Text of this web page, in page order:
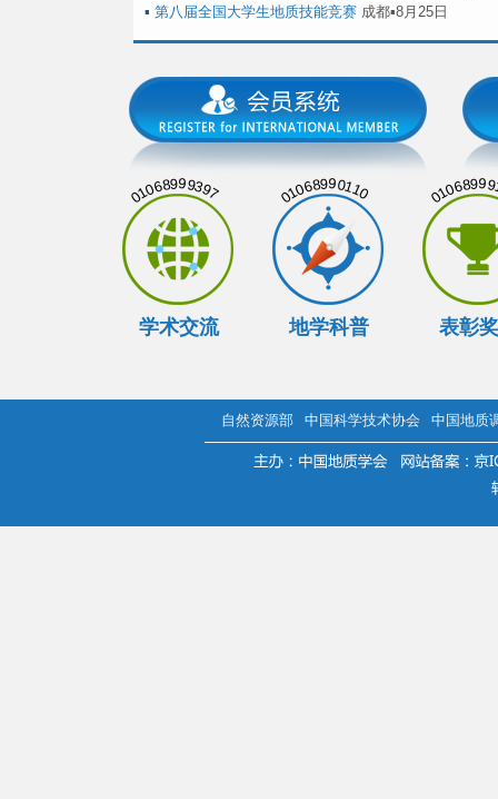
▪ 第八届全国大学生地质技能竞赛 成都▪8月25日
01068999397
学术交流
01068990110
地学科普 表彰
自然资源部 中国科学技术协会 中国地质
.